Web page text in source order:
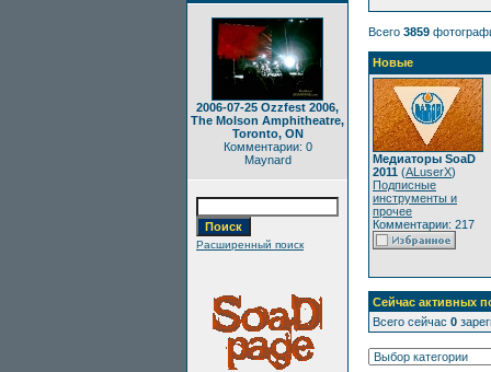
2006-07-25 Ozzfest 2006,
The Molson Amphitheatre,
Toronto, ON
Комментарии: 0
Maynard
Расширенный поиск
Всего 3859
Новые
Медиаторы SoaD
2011 (ALuserX)
Подписные
инструменты и
прочее
Комментарии: 217
Сейчас активных
Всего сейчас 0